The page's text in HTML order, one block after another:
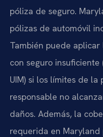
póliza de seguro.
pólizas de automóvil
También puede
con seguro
UIM) si los límites de
responsable no
daños. Además, la
requerida en